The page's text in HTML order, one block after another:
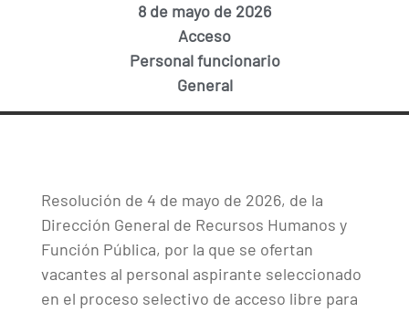
8 de mayo de 2026
Acceso
Personal funcionario
General
Resolución de 4 de mayo de 2026, de la
Dirección General de Recursos Humanos y
Función Pública, por la que se ofertan
vacantes al personal aspirante seleccionado
en el proceso selectivo de acceso libre para